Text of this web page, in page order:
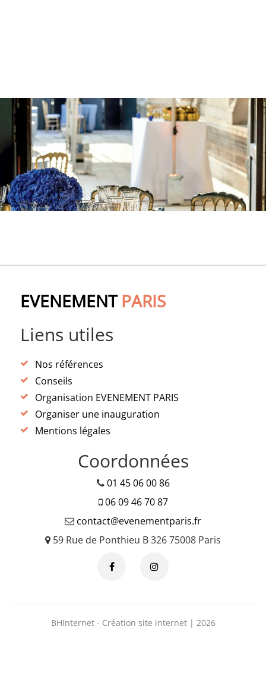
EVENEMENTPARIS
Liens utiles
Nos références
Conseils
Organisation EVENEMENT PARIS
Organiser une inauguration
Mentions légales
Coordonnées
01 45 06 00 86
06 09 46 70 87
contact@evenementparis.fr
59 Rue de Ponthieu B 326 75008 Paris
BHInternet - Création site internet | 2026